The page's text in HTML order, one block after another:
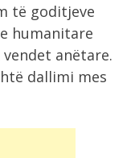
të goditjeve
humanitare
anëtare.
dallimi mes